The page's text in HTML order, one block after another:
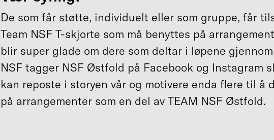
De som får støtte, individuelt eller som gruppe, får
Team NSF T-skjorte som må benyttes på
blir super glade om dere som deltar i løpene gjennom
NSF tagger NSF Østfold på Facebook og Instagram
kan reposte i storyen vår og motivere enda flere til å
på arrangementer som en del av TEAM NSF Østfold.